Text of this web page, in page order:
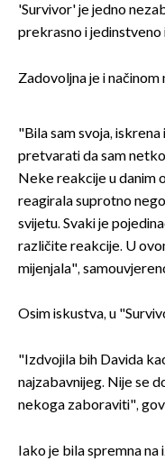
'Survivor' je jedno
prekrasno i jedinstveno
Zadovoljna je i
"Bila sam svoja,
pretvarati da sam
Neke reakcije u danim
reagirala suprotno
svijetu. Svaki je
različite reakcije. U
mijenjala",
Osim iskustva, u
"Izdvojila bih Davida
najzabavnijeg. Nije se
nekoga zaboraviti",
Iako je bila spremna na